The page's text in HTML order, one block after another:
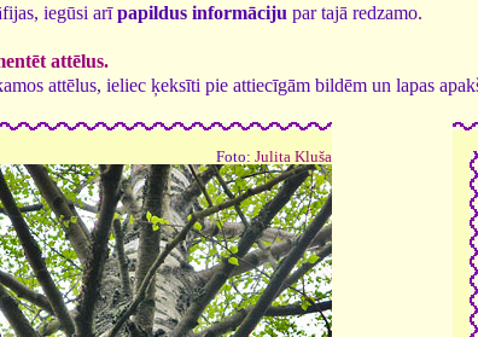
iegūsi arīpapildus informāciju par tajā redzamo.
attēlus.
attēlus, ieliec ķeksīti pie attiecīgām bildēm un lapas
Foto: Julita Kluša